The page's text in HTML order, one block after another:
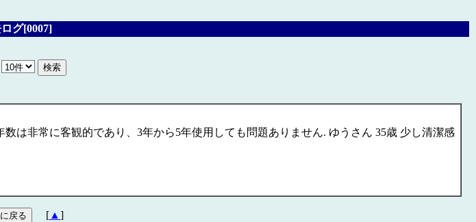
グ[0007]
は非常に客観的であり、3年から5年使用しても問題ありません. ゆうさん 35歳 少し清潔感
[ ▲ ]